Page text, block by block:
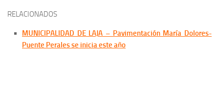
RELACIONADOS
MUNICIPALIDAD DE LAJA – Pavimentación María Dolores-
Puente Perales se inicia este año